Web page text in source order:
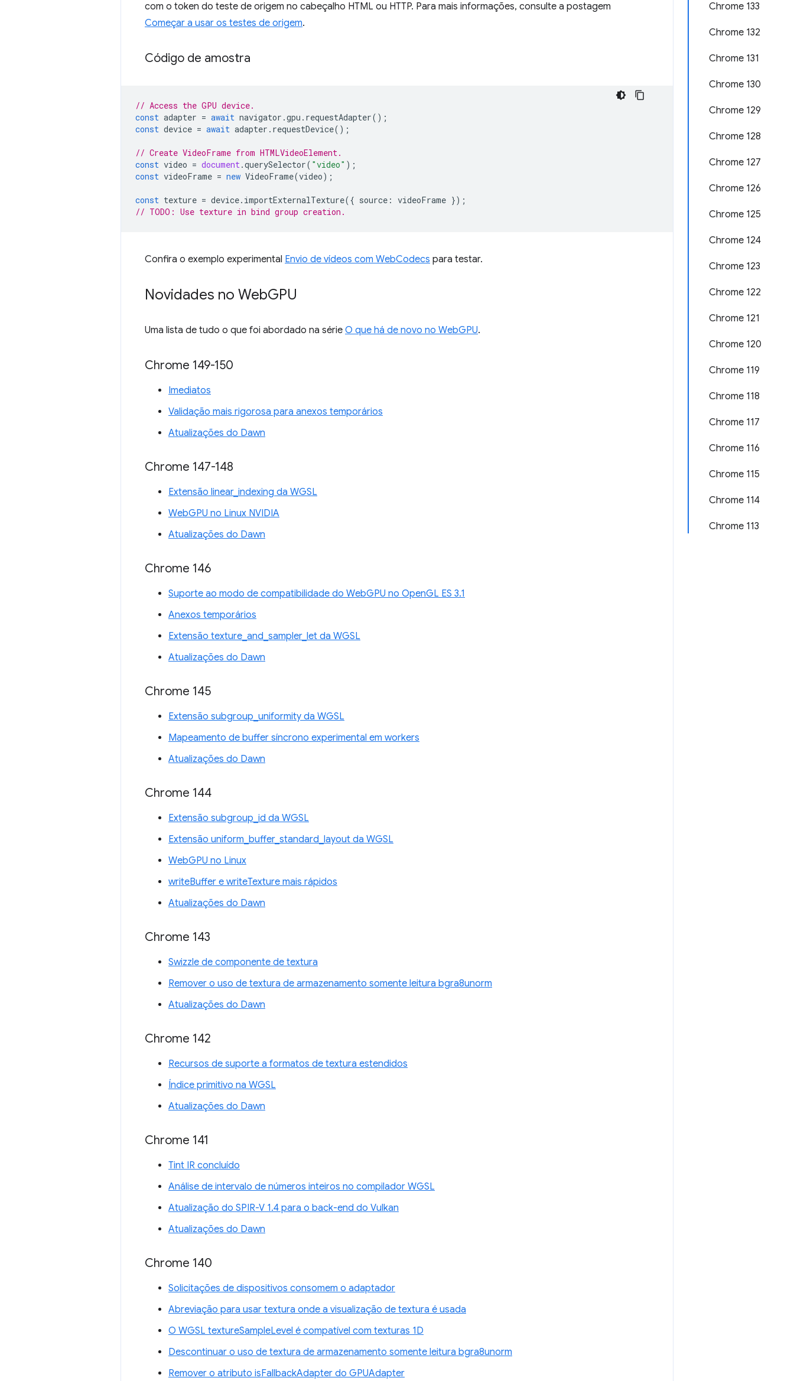
Chrome 133
Chrome 132
Chrome 131
Chrome 130
Chrome 129
Chrome 128
Chrome 127
Chrome 126
Chrome 125
Chrome 124
Chrome 123
Chrome 122
Chrome 121
Chrome 120
Chrome 119
Chrome 118
Chrome 117
Chrome 116
Chrome 115
Chrome 114
Chrome 113
com o token do teste de origem no cabeçalho HTML ou HTTP. Para mais informações, consulte a postagem
Começar a usar os testes de origem.
Código de amostra
// Access the GPU device.
const adapter = await navigator .gpu . requestAdapter();
const device = await adapter . requestDevice();
// Create VideoFrame from HTMLVideoElement.
const video = document.querySelector( "video" );
const videoFrame = new VideoFrame(video);
const texture = device. importExternalTexture({ source : videoFrame });
// TODO: Use texture in bind group creation.
Confira o exemplo experimental Envio de vídeos com WebCodecs para testar.
Novidades no WebGPU
Uma lista de tudo o que foi abordado na série O que há de novo no WebGPU.
Chrome 149-150
Imediatos
Validação mais rigorosa para anexos temporários
Atualizações do Dawn
Chrome 147-148
Extensão linear_indexing da WGSL
WebGPU no Linux NVIDIA
Atualizações do Dawn
Chrome 146
Suporte ao modo de compatibilidade do WebGPU no OpenGL ES 3.1
Anexos temporários
Extensão texture_and_sampler_let da WGSL
Atualizações do Dawn
Chrome 145
Extensão subgroup_uniformity da WGSL
Mapeamento de buffer síncrono experimental em workers
Atualizações do Dawn
Chrome 144
Extensão subgroup_id da WGSL
Extensão uniform_buffer_standard_layout da WGSL
WebGPU no Linux
writeBuffer e writeTexture mais rápidos
Atualizações do Dawn
Chrome 143
Swizzle de componente de textura
Remover o uso de textura de armazenamento somente leitura bgra8unorm
Atualizações do Dawn
Chrome 142
Recursos de suporte a formatos de textura estendidos
Índice primitivo na WGSL
Atualizações do Dawn
Chrome 141
Tint IR concluído
Análise de intervalo de números inteiros no compilador WGSL
Atualização do SPIR-V 1.4 para o back-end do Vulkan
Atualizações do Dawn
Chrome 140
Solicitações de dispositivos consomem o adaptador
Abreviação para usar textura onde a visualização de textura é usada
O WGSL textureSampleLevel é compatível com texturas 1D
Descontinuar o uso de textura de armazenamento somente leitura bgra8unorm
Remover o atributo isFallbackAdapter do GPUAdapter